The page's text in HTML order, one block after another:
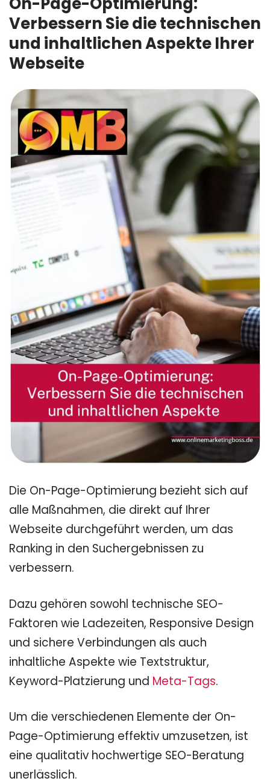
Verbessern Sie die technischen
und inhaltlichen Aspekte Ihrer
Webseite
Die On-Page-Optimierung bezieht sich auf
alle Maßnahmen, die direkt auf Ihrer
Webseite durchgeführt werden, um das
Ranking in den Suchergebnissen zu
verbessern.
Dazu gehören sowohl technische SEO-
Faktoren wie Ladezeiten, Responsive Design
und sichere Verbindungen als auch
inhaltliche Aspekte wie Textstruktur,
Keyword-Platzierung und Meta-Tags.
Um die verschiedenen Elemente der On-
Page-Optimierung effektiv umzusetzen, ist
eine qualitativ hochwertige SEO-Beratung
unerlässlich.